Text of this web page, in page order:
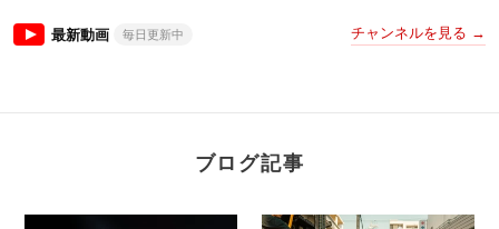
最新動画 毎日更新中 チャンネルを見る →
ブログ記事